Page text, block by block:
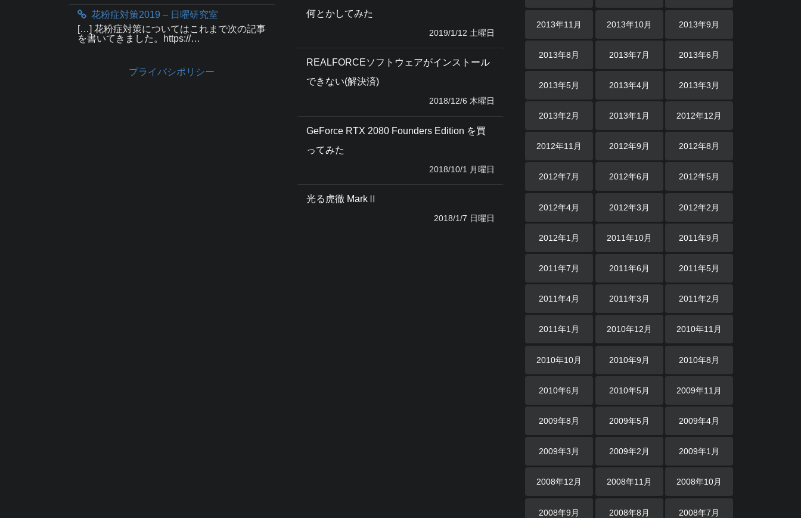
花粉症対策2019 – 日曜研究室
[…] 花粉症対策についてはこれまで次の記事
を書いてきました。https://…
プライバシポリシー
何とかしてみた
2019/1/12 土曜日
REALFORCEソフトウェアがインストール
できない(解決済)
2018/12/6 木曜日
GeForce RTX 2080 Founders Edition を買
ってみた
2018/10/1 月曜日
光る虎徹 MarkⅡ
2018/1/7 日曜日
2013年11月 2013年10月 2013年9月
2013年8月 2013年7月 2013年6月
2013年5月 2013年4月 2013年3月
2013年2月 2013年1月 2012年12月
2012年11月 2012年9月 2012年8月
2012年7月 2012年6月 2012年5月
2012年4月 2012年3月 2012年2月
2012年1月 2011年10月 2011年9月
2011年7月 2011年6月 2011年5月
2011年4月 2011年3月 2011年2月
2011年1月 2010年12月 2010年11月
2010年10月 2010年9月 2010年8月
2010年6月 2010年5月 2009年11月
2009年8月 2009年5月 2009年4月
2009年3月 2009年2月 2009年1月
2008年12月 2008年11月 2008年10月
2008年9月 2008年8月 2008年7月